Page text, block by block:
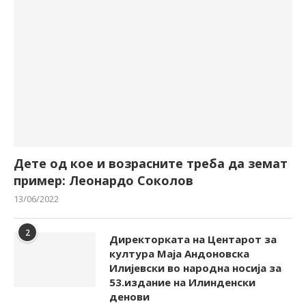
Дете од кое и возрасните треба да земат
пример: Леонардо Соколов
13/06/2022
2
Директорката на Центарот за
култура Маја Андоновска
Илијевски во народна носија за
53.издание на Илинденски
денови